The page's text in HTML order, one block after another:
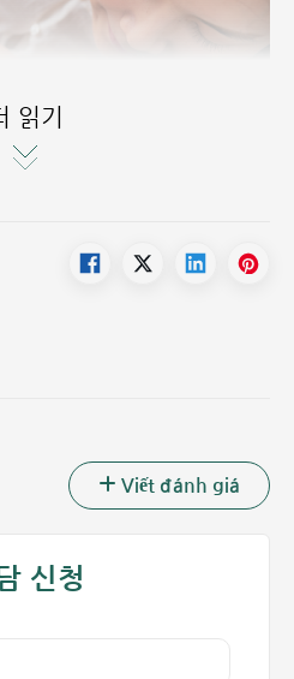
아에게 흔하게 발생합니다.
다. 아기가 태어나면 초상돌기는
.
체만 통과할 수 있는 경우, 정삭
읽기
Viết đánh giá
신청